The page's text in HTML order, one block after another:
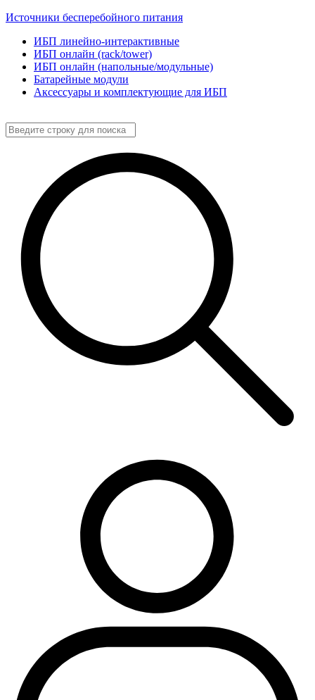
Источники бесперебойного питания
ИБП линейно-интерактивные
ИБП онлайн (rack/tower)
ИБП онлайн (напольные/модульные)
Батарейные модули
Аксессуары и комплектующие для ИБП